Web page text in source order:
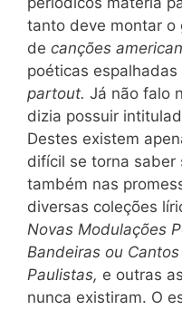
tanto deve montar o
de canções
poéticas
partout. Já não falo
dizia possuir
Destes existem
difícil se torna saber
também nas
diversas coleções
Novas Modulações
Bandeiras ou
Paulistas, e outras
nunca existiram. O